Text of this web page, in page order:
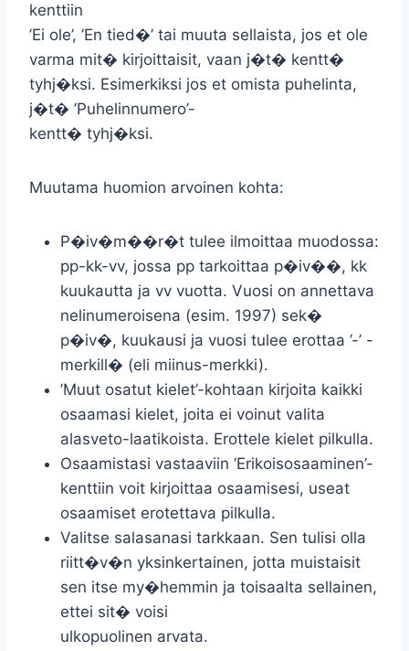
kenttiin
’Ei ole’, ’En tied�’ tai muuta sellaista, jos et ole
varma mit� kirjoittaisit, vaan j�t� kentt�
tyhj�ksi. Esimerkiksi jos et omista puhelinta,
j�t� ’Puhelinnumero’-
kentt� tyhj�ksi.
Muutama huomion arvoinen kohta:
P�iv�m��r�t tulee ilmoittaa muodossa:
pp-kk-vv, jossa pp tarkoittaa p�iv��, kk
kuukautta ja vv vuotta. Vuosi on annettava
nelinumeroisena (esim. 1997) sek�
p�iv�, kuukausi ja vuosi tulee erottaa ’-’ -
merkill� (eli miinus-merkki).
’Muut osatut kielet’-kohtaan kirjoita kaikki
osaamasi kielet, joita ei voinut valita
alasveto-laatikoista. Erottele kielet pilkulla.
Osaamistasi vastaaviin ’Erikoisosaaminen’-
kenttiin voit kirjoittaa osaamisesi, useat
osaamiset erotettava pilkulla.
Valitse salasanasi tarkkaan. Sen tulisi olla
riitt�v�n yksinkertainen, jotta muistaisit
sen itse my�hemmin ja toisaalta sellainen,
ettei sit� voisi
ulkopuolinen arvata.